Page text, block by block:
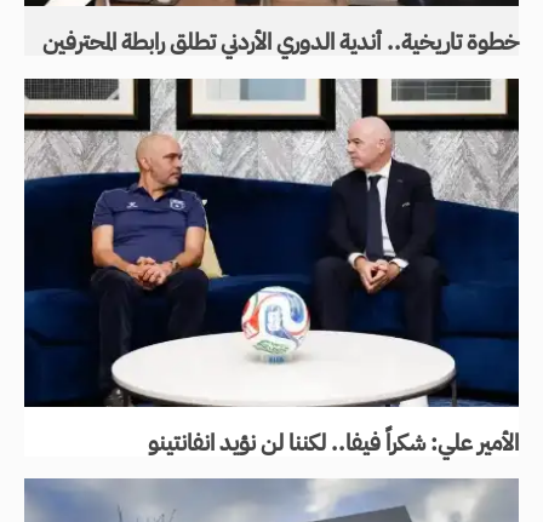
خطوة تاريخية.. أندية الدوري الأردني تطلق رابطة المحترفين
الأمير علي: شكراً فيفا.. لكننا لن نؤيد انفانتينو